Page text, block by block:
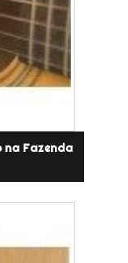
na Fazenda